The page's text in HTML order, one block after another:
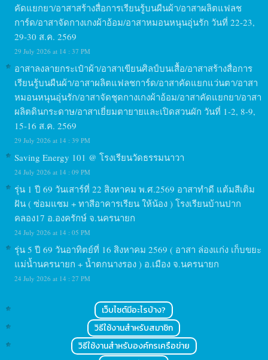
คัดแยกยา/อาสาสร้างสื่อการเรียนรู้บนผืนผ้า/อาสาผลิตแฟลช
การ์ด/อาสาจัดกางเกงผ้าอ้อม/อาสาหมอนหนุนอุ่นรัก วันที่ 22-23,
29-30 ส.ค. 2569
29 July 2026 at 14 : 37 PM
อาสาลงลายกระเป๋าผ้า/อาสาเขียนศิลป์บนเสื้อ/อาสาสร้างสื่อการ
เรียนรู้บนผืนผ้า/อาสาผลิตแฟลชการ์ด/อาสาคัดแยกแว่นตา/อาสา
หมอนหนุนอุ่นรัก/อาสาจัดชุดกางเกงผ้าอ้อม/อาสาคัดแยกยา/อาสา
ผลิตดินกระดาษ/อาสาเยี่ยมตายายและเปิดสวนผัก วันที่ 1-2, 8-9,
15-16 ส.ค. 2569
29 July 2026 at 14 : 39 PM
Saving Energy 101 @ โรงเรียนวัดธรรมนาวา
24 July 2026 at 14 : 09 PM
รุ่น 1 ปี 69 วันเสาร์ที่ 22 สิงหาคม พ.ศ.2569 อาสาทำดี แต้มสีเติม
ฝัน ( ซ่อมแซม + ทาสีอาคารเรียน ให้น้อง ) โรงเรียนบ้านปาก
คลอง17 อ.องครักษ์ จ.นครนายก
24 July 2026 at 14 : 05 PM
รุ่น 5 ปี 69 วันอาทิตย์ที่ 16 สิงหาคม 2569 ( อาสา ล่องแก่ง เก็บขยะ
แม่น้ำนครนายก + น้ำตกนางรอง ) อ.เมือง จ.นครนายก
24 July 2026 at 14 : 27 PM
เว็บไซต์มีอะไรบ้าง?
วิธีใช้งานสำหรับสมาชิก
วิธีใช้งานสำหรับองค์กรเครือข่าย